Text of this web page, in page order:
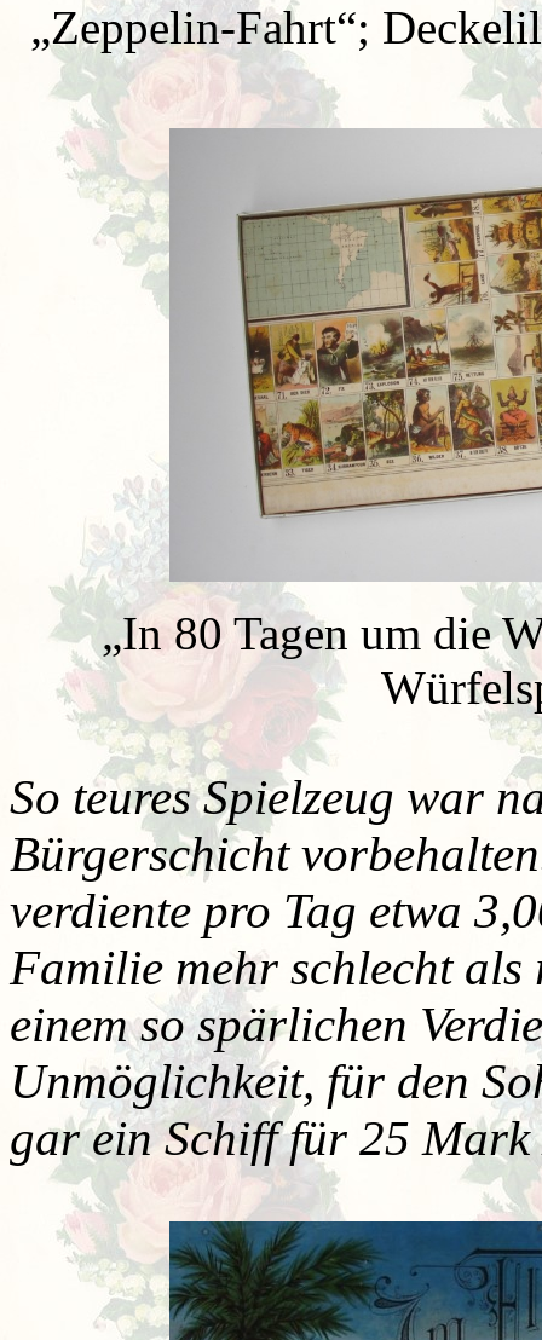
„Zeppelin-Fahrt“;
„In 80 Tagen um die
So teures Spielzeug war
Bürgerschicht
verdiente pro Tag etwa
Familie mehr schlecht als
einem so spärlichen
Unmöglichkeit, für den
gar ein Schiff für 25 Mark